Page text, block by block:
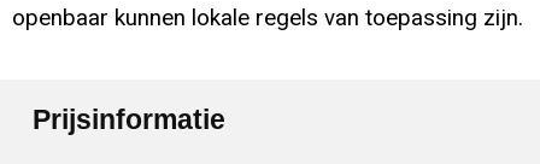
openbaar kunnen lokale regels van toepassing zijn.
Prijsinformatie